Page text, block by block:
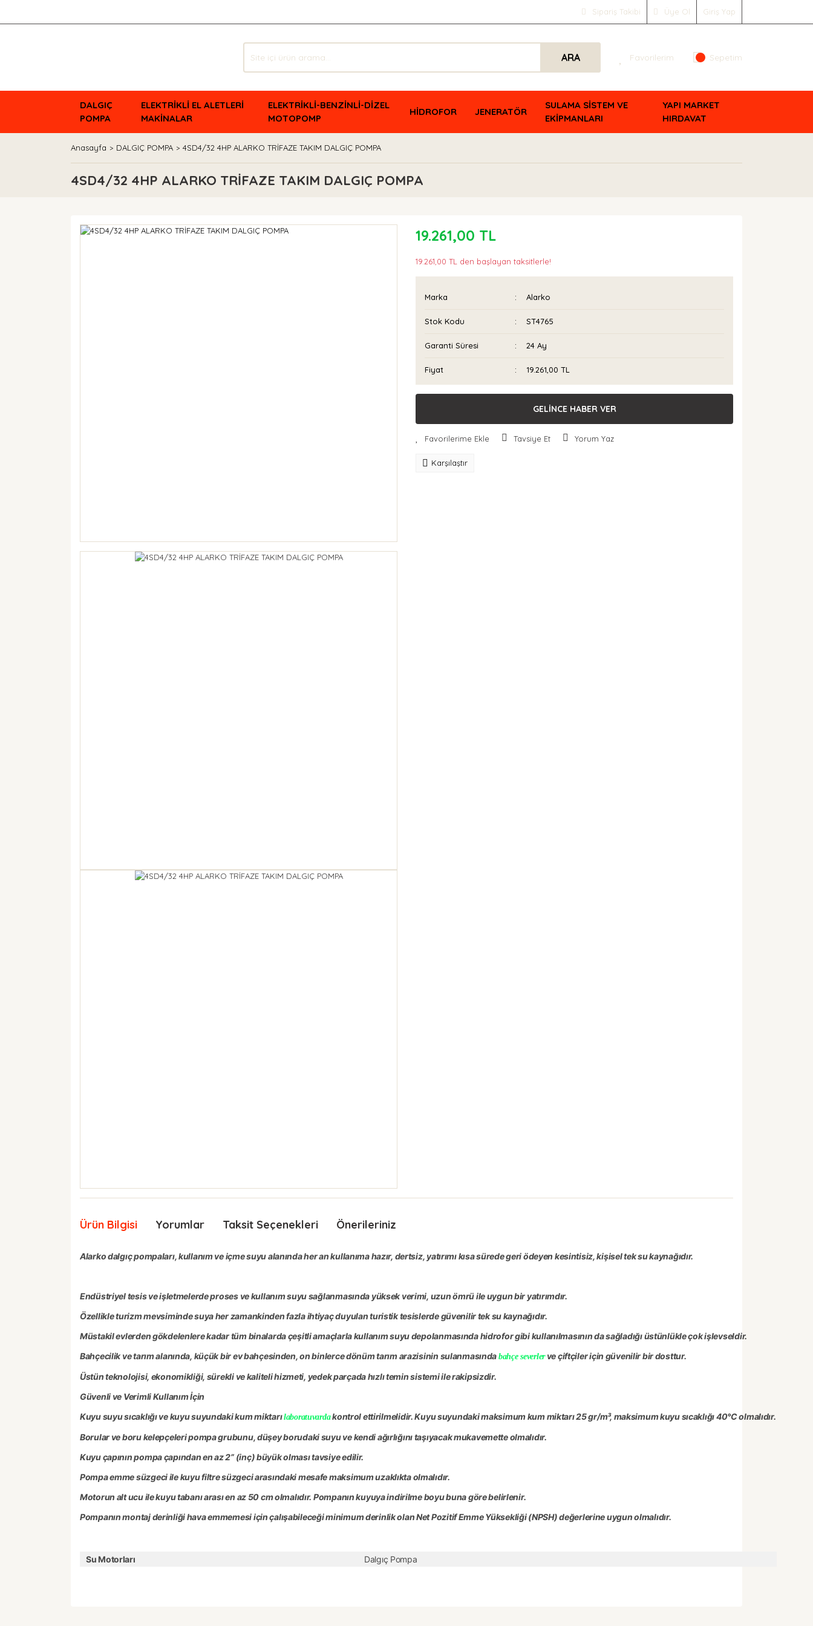
Sipariş Takibi Üye Ol Giriş Yap
ARA Favorilerim Sepetim
DALGIÇ
POMPA
ELEKTRİKLİ EL ALETLERİ
MAKİNALAR
ELEKTRİKLİ-BENZİNLİ-DİZEL
MOTOPOMP
HİDROFOR JENERATÖR
SULAMA SİSTEM VE
EKİPMANLARI
YAPI MARKET
HIRDAVAT
Anasayfa DALGIÇ POMPA 4SD4/32 4HP ALARKO TRİFAZE TAKIM DALGIÇ POMPA
4SD4/32 4HP ALARKO TRİFAZE TAKIM DALGIÇ POMPA
19.261,00 TL
19.261,00 TL den başlayan taksitlerle!
Marka Alarko
Stok Kodu ST4765
Garanti Süresi 24 Ay
Fiyat 19.261,00 TL
GELİNCE HABER VER
Tavsiye Et Yorum Yaz
Karşılaştır
Ürün Bilgisi Yorumlar Taksit Seçenekleri Önerileriniz
Alarko dalgıç pompaları, kullanım ve içme suyu alanında her an kullanıma hazır, dertsiz, yatırımı kısa sürede geri ödeyen kesintisiz, kişisel tek su kaynağıdır.
Endüstriyel tesis ve işletmelerde proses ve kullanım suyu sağlanmasında yüksek verimi, uzun ömrü ile uygun bir yatırımdır.
Özellikle turizm mevsiminde suya her zamankinden fazla ihtiyaç duyulan turistik tesislerde güvenilir tek su kaynağıdır.
Müstakil evlerden gökdelenlere kadar tüm binalarda çeşitli amaçlarla kullanım suyu depolanmasında hidrofor gibi kullanılmasının da sağladığı üstünlükle çok işlevseldir.
Bahçecilik ve tarım alanında, küçük bir ev bahçesinden, on binlerce dönüm tarım arazisinin sulanmasında bahçe severlerve çiftçiler için güvenilir bir dosttur.
Üstün teknolojisi, ekonomikliği, sürekli ve kaliteli hizmeti, yedek parçada hızlı temin sistemi ile rakipsizdir.
Güvenli ve Verimli Kullanım İçin
Kuyu suyu sıcaklığı ve kuyu suyundaki kum miktarılaboratuvardakontrol ettirilmelidir. Kuyu suyundaki maksimum kum miktarı 25 gr/m³, maksimum kuyu sıcaklığı 40°C olmalıdır.
Borular ve boru kelepçeleri pompa grubunu, düşey borudaki suyu ve kendi ağırlığını taşıyacak mukavemette olmalıdır.
Kuyu çapının pompa çapından en az 2” (inç) büyük olması tavsiye edilir.
Pompa emme süzgeci ile kuyu filtre süzgeci arasındaki mesafe maksimum uzaklıkta olmalıdır.
Motorun alt ucu ile kuyu tabanı arası en az 50 cm olmalıdır. Pompanın kuyuya indirilme boyu buna göre belirlenir.
Pompanın montaj derinliği hava emmemesi için çalışabileceği minimum derinlik olan Net Pozitif Emme Yüksekliği (NPSH) değerlerine uygun olmalıdır.
Su Motorları Dalgıç Pompa